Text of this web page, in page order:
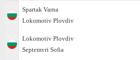
Spartak Varna
Lokomotiv Plovdiv
Lokomotiv Plovdiv
Septemvri Sofia